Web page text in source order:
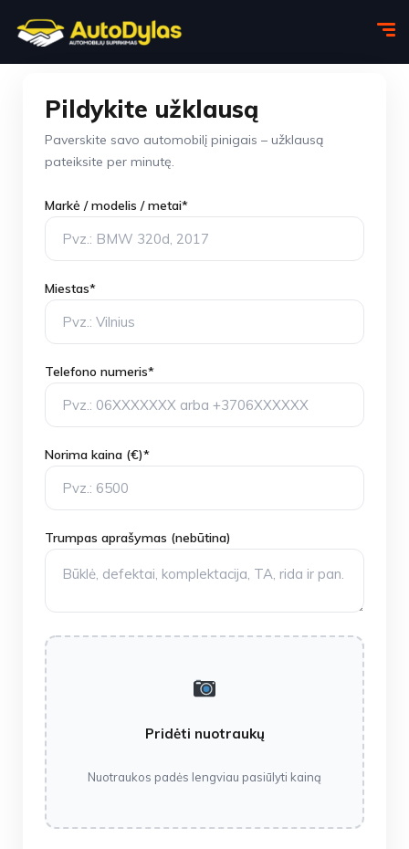
Pildykite užklausą
Paverskite savo automobilį pinigais – užklausą
pateiksite per minutę.
Markė / modelis / metai*
Miestas*
Telefono numeris*
Norima kaina (€)*
Trumpas aprašymas (nebūtina)
Pridėti nuotraukų
Nuotraukos padės lengviau pasiūlyti kainą